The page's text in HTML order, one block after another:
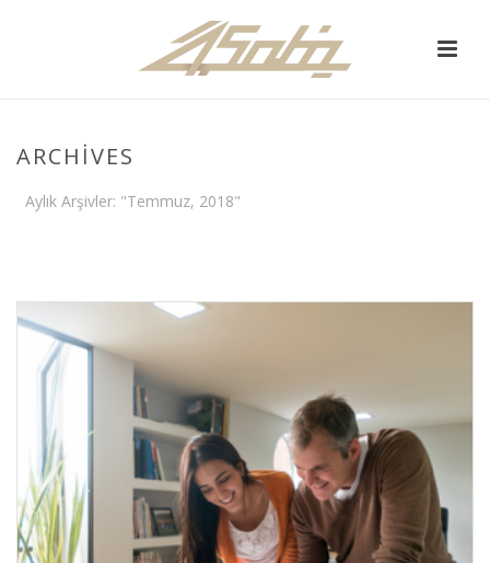
ARCHIVES
Aylık Arşivler: "Temmuz, 2018"